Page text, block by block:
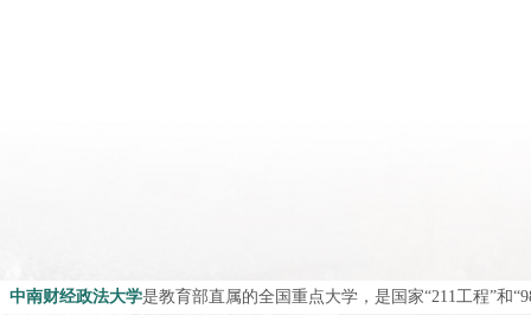
中南财经政法大学是教育部直属的全国重点大学，是国家“211工程”和